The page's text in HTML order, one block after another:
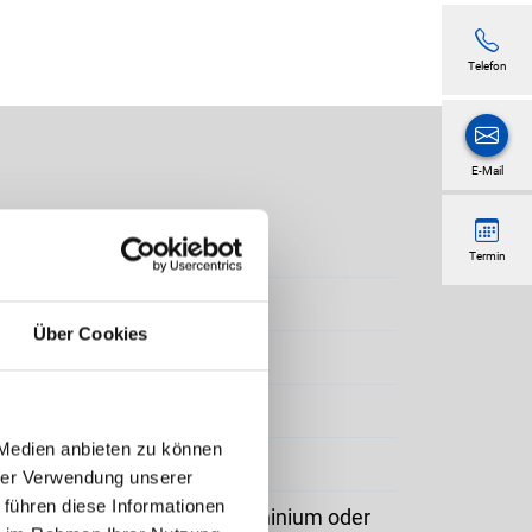
Über Cookies
anbieten zu können
Verwendung unserer
diese Informationen
Lamellen 80 S mm
aus gekantetem Aluminium oder
Telefon
E-Mail
Termin